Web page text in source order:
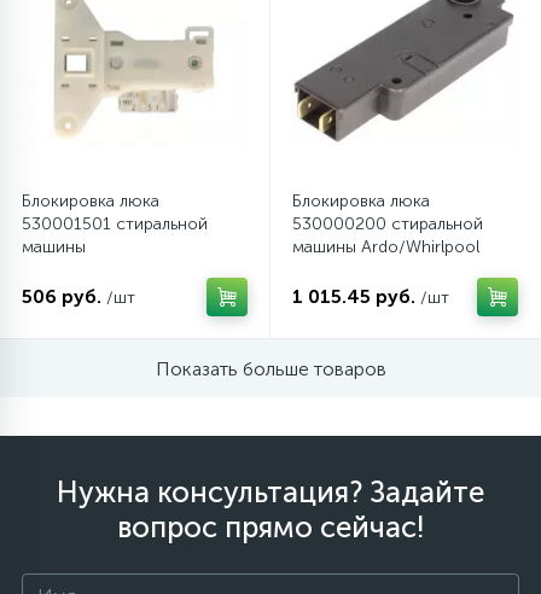
Таходатчики
ТЭНы (нагревательные элементы)
9
Щетки двигателя
Электронные модули
Блокировка люка
530001501 стиральной
машины
506 руб. /шт
Блокировка люка
530000200 стиральной
машины Ardo/Whirlpool
1 015.45 руб. /шт
Показать больше товаров
Нужна консультация? Задайте
вопрос прямо сейчас!